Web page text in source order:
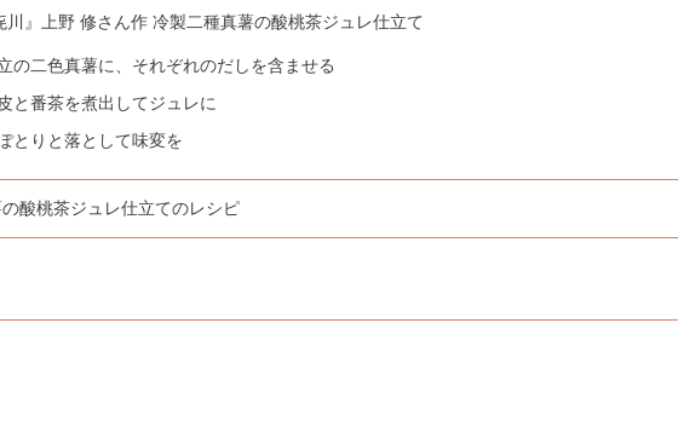
川』上野 修さん作 冷製二種真薯の酸桃茶ジュレ仕立て
の二色真薯に、それぞれのだしを含ませる
と番茶を煮出してジュレに
とりと落として味変を
酸桃茶ジュレ仕立てのレシピ